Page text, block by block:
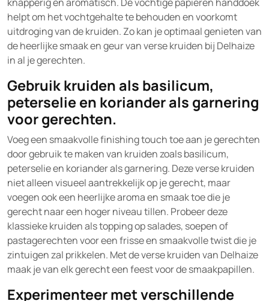
helpt om het vochtgehalte te behouden en voorkomt
uitdroging van de kruiden. Zo kan je optimaal genieten van
de heerlijke smaak en geur van verse kruiden bij Delhaize
in al je gerechten.
Gebruik kruiden als basilicum,
peterselie en koriander als garnering
voor gerechten.
Voeg een smaakvolle finishing touch toe aan je gerechten
door gebruik te maken van kruiden zoals basilicum,
peterselie en koriander als garnering. Deze verse kruiden
niet alleen visueel aantrekkelijk op je gerecht, maar
voegen ook een heerlijke aroma en smaak toe die je
gerecht naar een hoger niveau tillen. Probeer deze
klassieke kruiden als topping op salades, soepen of
pastagerechten voor een frisse en smaakvolle twist die je
zintuigen zal prikkelen. Met de verse kruiden van Delhaize
maak je van elk gerecht een feest voor de smaakpapillen.
Experimenteer met verschillende